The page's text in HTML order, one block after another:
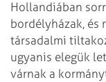
Hollandiában
bordélyházak, és
társadalmi
ugyanis elegük
várnak a